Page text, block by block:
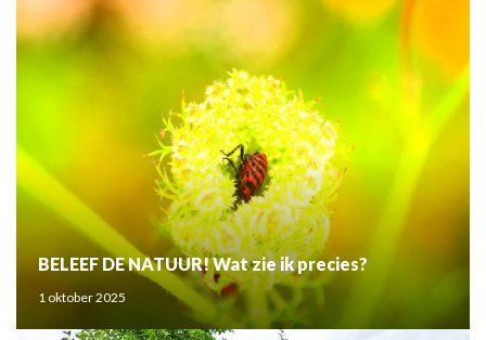
BELEEF DE NATUUR! Wat zie ik precies?
1 oktober 2025